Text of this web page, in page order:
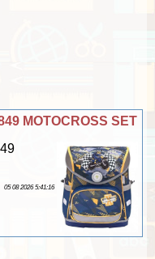
MOTOCROSS SET
05 08 2026 5:41:16